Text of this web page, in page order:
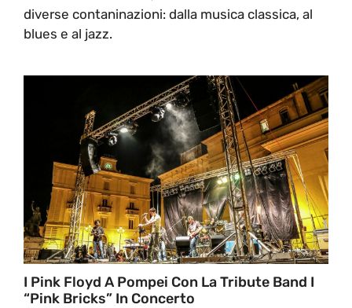
diverse contaninazioni: dalla musica classica, al
blues e al jazz.
I Pink Floyd A Pompei Con La Tribute Band I
“Pink Bricks” In Concerto